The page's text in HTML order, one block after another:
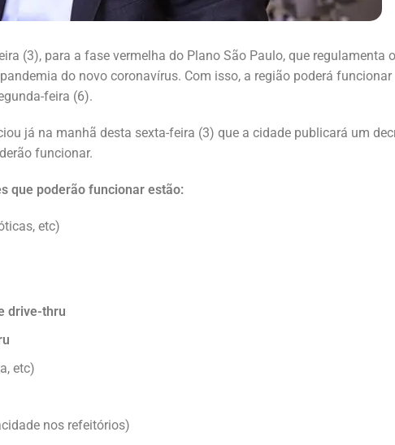
(3), para a fase vermelha do Plano São Paulo, que regulamenta o
do novo coronavírus. Com isso, a região poderá funcionar
feira (6).
já na manhã desta sexta-feira (3) que a cidade publicará um
funcionar.
que poderão funcionar estão:
etc)
drive-thru
etc)
nos refeitórios)